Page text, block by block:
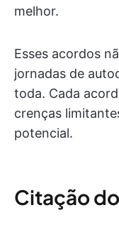
melhor.
Esses acordos
jornadas de
toda. Cada
crenças
potencial.
Citação